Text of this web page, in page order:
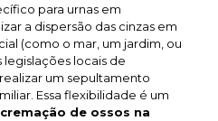
para urnas em
a dispersão das cinzas em
(como o mar, um jardim, ou
legislações locais de
um sepultamento
Essa flexibilidade é um
cremação de ossos na